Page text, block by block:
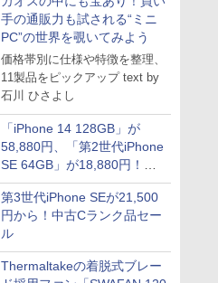
手の通販力も試される“ミニ
PC”の世界を覗いてみよう
価格帯別に仕様や特徴を整理、
11製品をピックアップ text by
石川 ひさよし
「iPhone 14 128GB」が
58,880円、「第2世代iPhone
SE 64GB」が18,880円！中
古Bランク品セール
第3世代iPhone SEが21,500
円から！中古Cランク品セー
ル
Thermaltakeの着脱式ブレー